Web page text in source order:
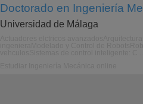
Doctorado en Ingeniería
Universidad de Málaga